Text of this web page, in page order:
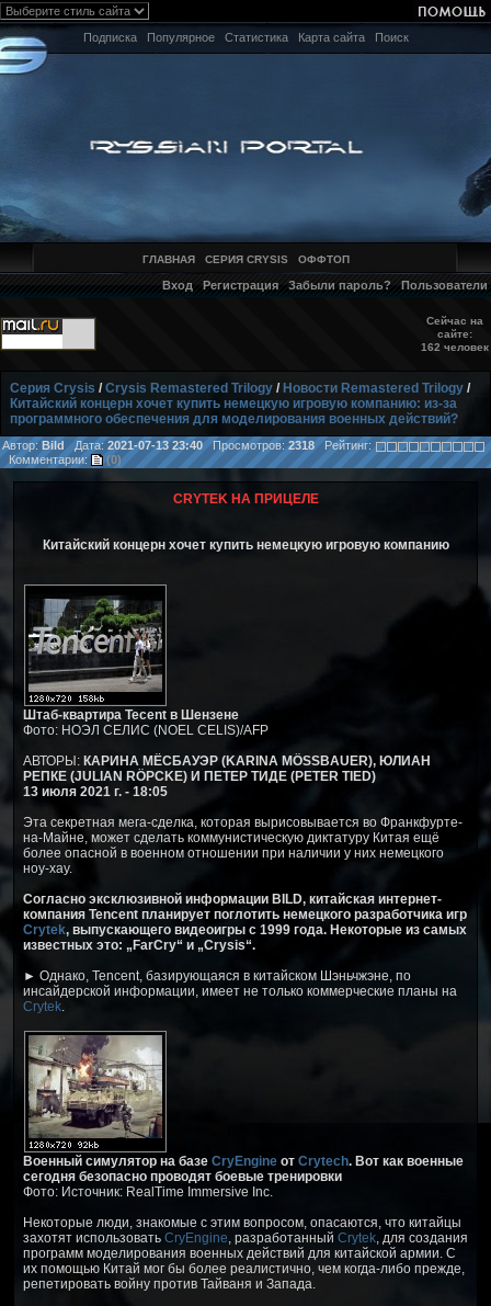
Подписка Популярное Статистика Карта сайта Поиск
ГЛАВНАЯ СЕРИЯ CRYSIS ОФФТОП
Вход Регистрация Забыли пароль? Пользователи
Сейчас на
сайте:
162 человек
Серия Crysis /Crysis Remastered Trilogy / Новости Remastered Trilogy /
Китайский концерн хочет купить немецкую игровую компанию: из-за
программного обеспечения для моделирования военных действий?
Автор: Bild Дата: 2021-07-13 23:40Просмотров:2318 Рейтинг:
Комментарии:
(0)
CRYTEK НА ПРИЦЕЛЕ
Китайский концерн хочет купить немецкую игровую компанию
Штаб-квартира Tecent в Шензене
Фото: НОЭЛ СЕЛИС (NOEL CELIS)/AFP
АВТОРЫ: КАРИНА МЁСБАУЭР (KARINA MÖSSBAUER), ЮЛИАН
РЕПКЕ (JULIAN RÖPCKE) И ПЕТЕР ТИДЕ (PETER TIED)
13 июля 2021 г. - 18:05
Эта секретная мега-сделка, которая вырисовывается во Франкфурте-
на-Майне, может сделать коммунистическую диктатуру Китая ещё
более опасной в военном отношении при наличии у них немецкого
ноу-хау.
Согласно эксклюзивной информации BILD, китайская интернет-
компания Tencent планирует поглотить немецкого разработчика игр
Crytek, выпускающего видеоигры с 1999 года. Некоторые из самых
известных это: „FarCry“ и „Crysis“.
► Однако, Tencent, базирующаяся в китайском Шэньчжэне, по
инсайдерской информации, имеет не только коммерческие планы на
Crytek.
Военный симулятор на базе CryEngine от Crytech. Вот как военные
сегодня безопасно проводят боевые тренировки
Фото: Источник: RealTime Immersive Inc.
Некоторые люди, знакомые с этим вопросом, опасаются, что китайцы
захотят использовать CryEngine, разработанный Crytek, для создания
программ моделирования военных действий для китайской армии. С
их помощью Китай мог бы более реалистично, чем когда-либо прежде,
репетировать войну против Тайваня и Запада.